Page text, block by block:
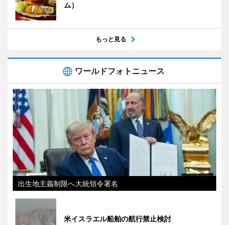
ム）
もっと見る
ワールドフォトニュース
出生地主義制限へ大統領令署名
米イスラエル船舶の航行禁止検討